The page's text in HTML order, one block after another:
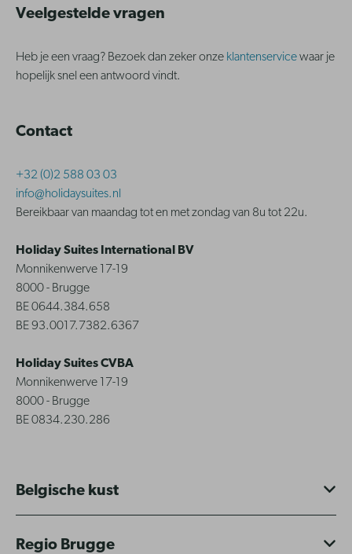
Veelgestelde vragen
Heb je een vraag? Bezoek dan zeker onze klantenservicewaar je
hopelijk snel een antwoord vindt.
Contact
+32 (0)2 588 03 03
info@holidaysuites.nl
Bereikbaar van maandag tot en met zondag van 8u tot 22u.
Holiday Suites International BV
Monnikenwerve 17-19
8000 - Brugge
BE 0644.384.658
BE 93.0017.7382.6367
Holiday Suites CVBA
Monnikenwerve 17-19
8000 - Brugge
BE 0834.230.286
Belgische kust
Regio Brugge